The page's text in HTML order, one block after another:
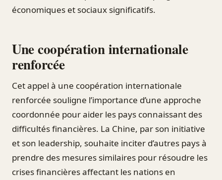
économiques et sociaux significatifs.
Une coopération internationale
renforcée
Cet appel à une coopération internationale
renforcée souligne l’importance d’une approche
coordonnée pour aider les pays connaissant des
difficultés financières. La Chine, par son initiative
et son leadership, souhaite inciter d’autres pays à
prendre des mesures similaires pour résoudre les
crises financières affectant les nations en